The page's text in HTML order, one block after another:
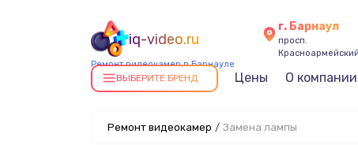
iq-video.ru
Ремонт видеокамер в Барнауле
г. Барнаул
просп.
ВЫБЕРИТЕ БРЕНД Цены О компании
Ремонт видеокамер / Замена лампы